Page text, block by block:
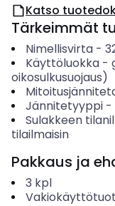
Katso
Tärkeimmät
Nimellisvirta-
Käyttöluokka-
oikosulkusuojaus)
Jännitetyyppi-
Sulakkeen
tilailmaisin
Pakkaus ja
3 kpl